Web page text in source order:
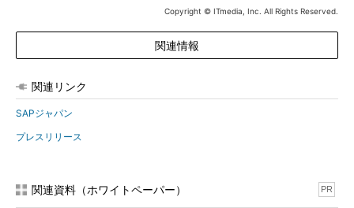
Copyright © ITmedia, Inc. All Rights Reserved.
関連情報
関連リンク
SAPジャパン
プレスリリース
関連資料（ホワイトペーパー） PR